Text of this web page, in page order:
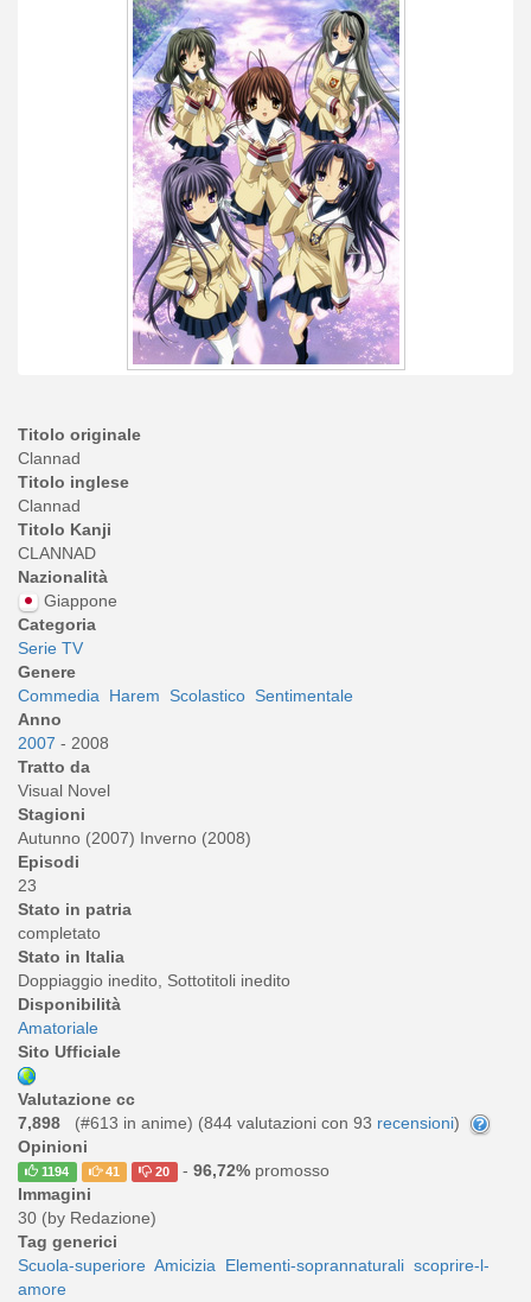
Titolo originale
Clannad
Titolo inglese
Clannad
Titolo Kanji
CLANNAD
Nazionalità
Giappone
Categoria
Serie TV
Genere
Commedia
Harem Scolastico Sentimentale
Anno
2007 - 2008
Tratto da
Visual Novel
Stagioni
Autunno (2007) Inverno (2008)
Episodi
23
Stato in patria
completato
Stato in Italia
Doppiaggio inedito, Sottotitoli inedito
Disponibilità
Amatoriale
Sito Ufficiale
Valutazione cc
7,898
(#613 in anime) (844 valutazioni con 93 recensioni)
Opinioni
1194 41 20 - 96,72%promosso
Immagini
30 (by Redazione)
Tag generici
Scuola-superiore Amicizia Elementi-soprannaturali scoprire-l-
amore